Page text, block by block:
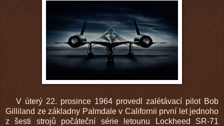
V úterý 22. prosince 1964 provedl zalétávací pilot Bob
Gilliland ze základny Palmdale v Californii první let jednoho
z šesti strojů počáteční série letounu Lockheed SR-71